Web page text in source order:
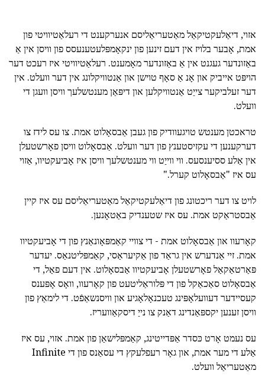
אזוי, דיאַלעקטיקאַל מאַטעריאַליסם אנערקענט די רעלאַטיוויטי פון
אמת, אָבער בלויז אין דעם זינען פון ינקאָמפּלעטענעסס פון וויסן אין אַ
באַזונדער געגנט אין אַ באַזונדער מאָמענט. רעלאַטיוויטי איז רעכט דער
הויפּט אייביק און אָנ אַ סאָף טוישן און אַנטוויקלונג אין דער וועלט. אין
דער זעלביקער צייַט אַנטוויקלען און דיפּאַן מענטשלעך וויסן וועגן די
וועלט.
טראכטן מענטש טויגעוודיק פון געבן אַבסאָלוט אמת. צו עס לידז צו
דערקענען די עקזיסטענץ פון דער וועלט. אַבסאָלוט וויסן פאָרשטעלן
אין אַלע ססיענסעס. ווי ווייַט ווי מענטשלעך וויסן איז אָביעקטיוו, אַזוי
עס איז "אַבסאָלוט קערל."
לויט צו דער ריכטונג פון דיאַלעקטיקאַל מאַטעריאַליסם עס איז קיין
אַבסטראַקט אמת. עס איז שטענדיק באַטאָנען.
קאָרעוו און אַבסאָלוט אמת - די צוויי קאַמפּאָונאַנץ פון די אָביעקטיוו
אמת. זיי אַנדערש אין גראַד פון אַקיעראַסי, קאַמפּליטנאַס. יעדער
פּאַרטאַקאַל פאָרשטעלן אָביעקטיוו אַבסאָלוט. אין דעם פאַל, די
אַבסאָלוט סאַכאַקל פון די פּלוראַליטעט פון קאָרעוו, וואָס אָפּענס
קעסיידער דעוועלאָפּינג טעכנאָלאָגיע און וויסנשאַפֿט. די לימאַץ פון
וויסן זענען יקספּאַנדינג דאַנק צו נייַ דיסקאַוועריז.
עס נעמט אָרט כּסדר אַפּדייטינג, קאַמפּלישאַן פון אמת. אזוי, עס איז
אַלע די מער אמת, און גאָר רעפלעקץ די עסאַנס פון די Infinite
מאַטעריאַל וועלט.